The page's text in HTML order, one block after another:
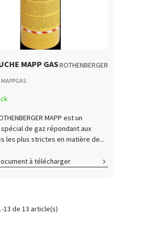
MAPP GASROTHENBERGER
MAPP est un
de gaz répondant aux
les plus strictes en matière de...
à télécharger
13 de 13 article(s)